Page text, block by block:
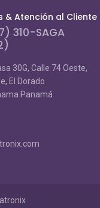
& Atención al Cliente
310-SAGA
30G, Calle 74 Oeste,
El Dorado
Panamá